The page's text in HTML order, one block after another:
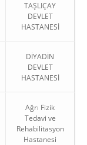
TAŞLIÇAY
DEVLET
HASTANESİ
DİYADİN
DEVLET
HASTANESİ
Ağrı Fizik
Tedavi ve
Rehabilitasyon
Hastanesi